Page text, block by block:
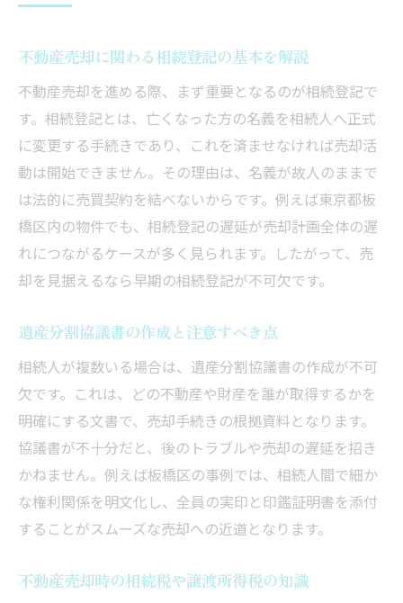
不動産売却に関わる相続登記の基本を解説
不動産売却を進める際、まず重要となるのが相続登記で
す。相続登記とは、亡くなった方の名義を相続人へ正式
に変更する手続きであり、これを済ませなければ売却活
動は開始できません。その理由は、名義が故人のままで
は法的に売買契約を結べないからです。例えば東京都板
橋区内の物件でも、相続登記の遅延が売却計画全体の遅
れにつながるケースが多く見られます。したがって、売
却を見据えるなら早期の相続登記が不可欠です。
遺産分割協議書の作成と注意すべき点
相続人が複数いる場合は、遺産分割協議書の作成が不可
欠です。これは、どの不動産や財産を誰が取得するかを
明確にする文書で、売却手続きの根拠資料となります。
協議書が不十分だと、後のトラブルや売却の遅延を招き
かねません。例えば板橋区の事例では、相続人間で細か
な権利関係を明文化し、全員の実印と印鑑証明書を添付
することがスムーズな売却への近道となります。
不動産売却時の相続税や譲渡所得税の知識